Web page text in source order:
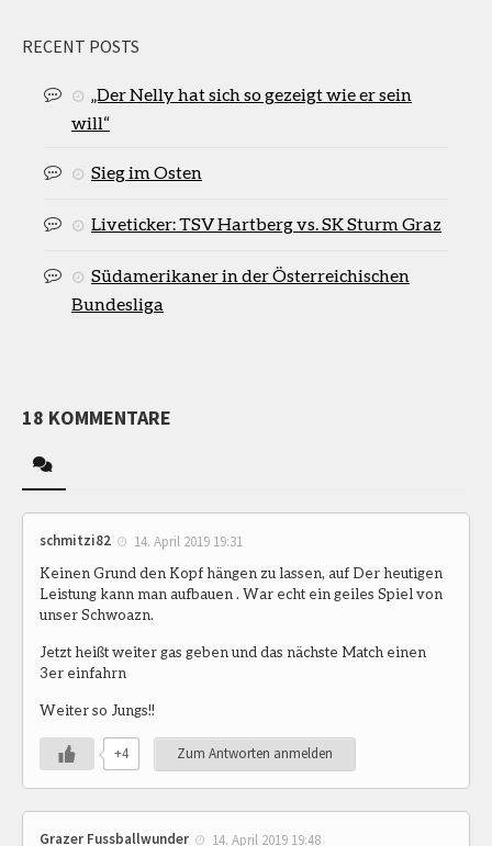
RECENT POSTS
„Der Nelly hat sich so gezeigt wie er sein
will“
Sieg im Osten
Liveticker: TSV Hartberg vs. SK Sturm Graz
Südamerikaner in der Österreichischen
Bundesliga
18 KOMMENTARE
schmitzi82 14. April 2019 19:31
Keinen Grund den Kopf hängen zu lassen, auf Der heutigen
Leistung kann man aufbauen . War echt ein geiles Spiel von
unser Schwoazn.
Jetzt heißt weiter gas geben und das nächste Match einen
3er einfahrn
Weiter so Jungs!!
+4 Zum Antworten anmelden
Grazer Fussballwunder 14. April 2019 19:48